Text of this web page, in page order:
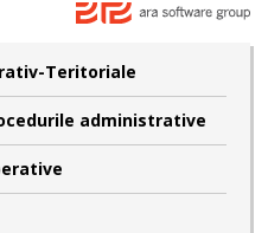
Teritoriale
administrative